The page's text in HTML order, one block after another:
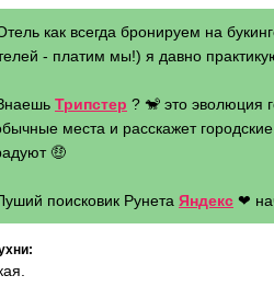
как всегда бронируем на
- платим мы!) я давно
Трипстер ? 🐒 это эволюция
места и расскажет
🤑
поисковик Рунета Яндекс ❤